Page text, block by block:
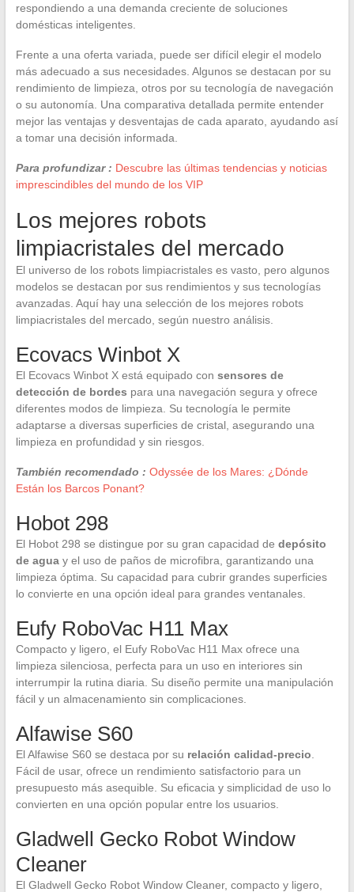
respondiendo a una demanda creciente de soluciones
domésticas inteligentes.
Frente a una oferta variada, puede ser difícil elegir el modelo
más adecuado a sus necesidades. Algunos se destacan por su
rendimiento de limpieza, otros por su tecnología de navegación
o su autonomía. Una comparativa detallada permite entender
mejor las ventajas y desventajas de cada aparato, ayudando así
a tomar una decisión informada.
Para profundizar : Descubre las últimas tendencias y noticias
imprescindibles del mundo de los VIP
Los mejores robots
limpiacristales del mercado
El universo de los robots limpiacristales es vasto, pero algunos
modelos se destacan por sus rendimientos y sus tecnologías
avanzadas. Aquí hay una selección de los mejores robots
limpiacristales del mercado, según nuestro análisis.
Ecovacs Winbot X
El Ecovacs Winbot X está equipado con sensores de
detección de bordes para una navegación segura y ofrece
diferentes modos de limpieza. Su tecnología le permite
adaptarse a diversas superficies de cristal, asegurando una
limpieza en profundidad y sin riesgos.
También recomendado : Odyssée de los Mares: ¿Dónde
Están los Barcos Ponant?
Hobot 298
El Hobot 298 se distingue por su gran capacidad de depósito
de aguay el uso de paños de microfibra, garantizando una
limpieza óptima. Su capacidad para cubrir grandes superficies
lo convierte en una opción ideal para grandes ventanales.
Eufy RoboVac H11 Max
Compacto y ligero, el Eufy RoboVac H11 Max ofrece una
limpieza silenciosa, perfecta para un uso en interiores sin
interrumpir la rutina diaria. Su diseño permite una manipulación
fácil y un almacenamiento sin complicaciones.
Alfawise S60
El Alfawise S60 se destaca por su relación calidad-precio
Fácil de usar, ofrece un rendimiento satisfactorio para un
presupuesto más asequible. Su eficacia y simplicidad de uso lo
convierten en una opción popular entre los usuarios.
Gladwell Gecko Robot Window
Cleaner
El Gladwell Gecko Robot Window Cleaner, compacto y ligero,